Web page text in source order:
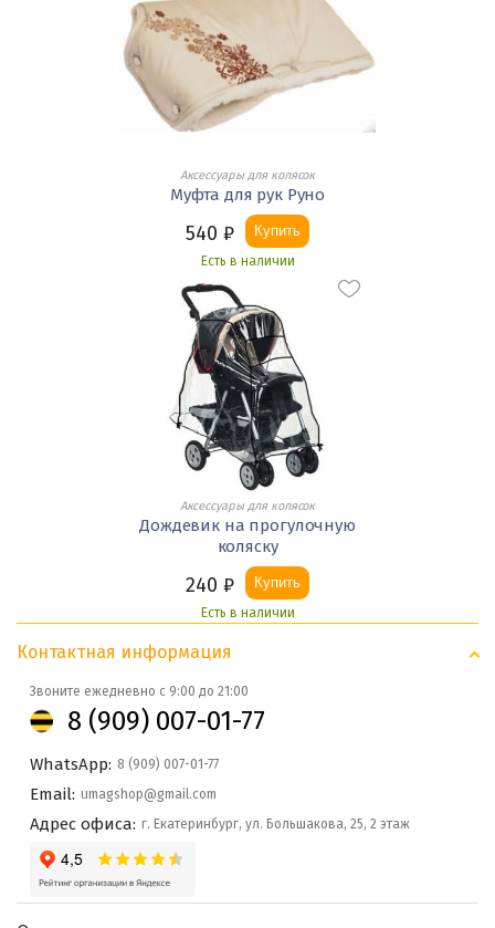
Аксессуары для колясок
Муфта для рук Руно
540 ₽ Купить
Есть в наличии
Аксессуары для колясок
Дождевик на прогулочную
коляску
240 ₽ Купить
Есть в наличии
Контактная информация
Звоните ежедневно с 9:00 до 21:00
8 (909) 007-01-77
WhatsApp: 8 (909) 007-01-77
Email: umagshop@gmail.com
Адрес офиса: г. Екатеринбург, ул. Большакова, 25, 2 этаж